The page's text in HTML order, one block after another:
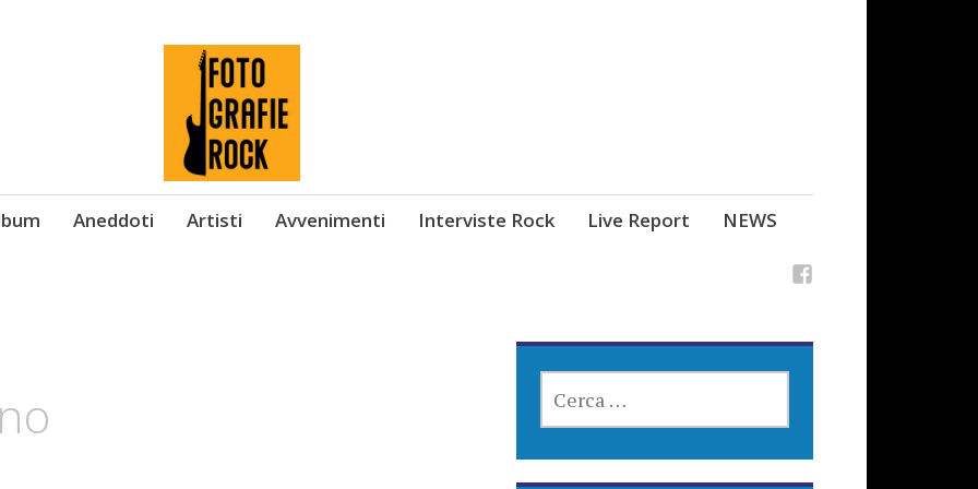
Aneddoti Artisti Avvenimenti Interviste Rock Live Report NEWS
PER: